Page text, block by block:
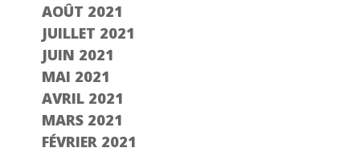
AOÛT 2021
JUILLET 2021
JUIN 2021
MAI 2021
AVRIL 2021
MARS 2021
FÉVRIER 2021